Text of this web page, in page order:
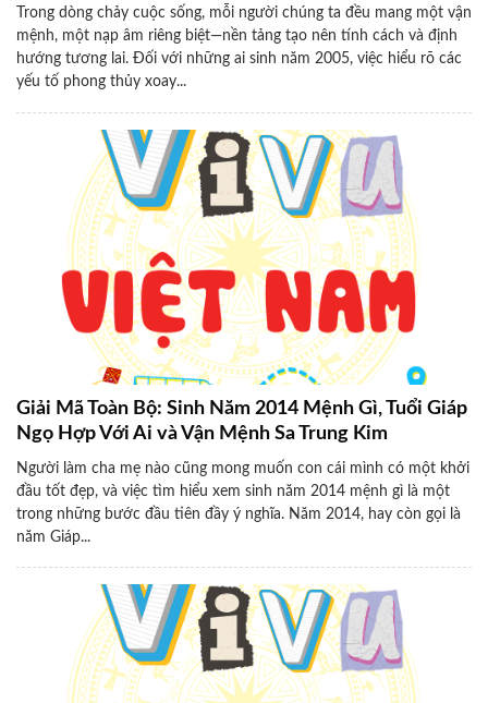
Trong dòng chảy cuộc sống, mỗi người chúng ta đều mang một vận
mệnh, một nạp âm riêng biệt—nền tảng tạo nên tính cách và định
hướng tương lai. Đối với những ai sinh năm 2005, việc hiểu rõ các
yếu tố phong thủy xoay...
Giải Mã Toàn Bộ: Sinh Năm 2014 Mệnh Gì, Tuổi Giáp
Ngọ Hợp Với Ai và Vận Mệnh Sa Trung Kim
Người làm cha mẹ nào cũng mong muốn con cái mình có một khởi
đầu tốt đẹp, và việc tìm hiểu xem sinh năm 2014 mệnh gì là một
trong những bước đầu tiên đầy ý nghĩa. Năm 2014, hay còn gọi là
năm Giáp...